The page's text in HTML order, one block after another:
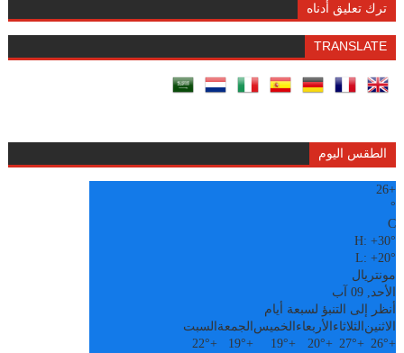
ترك تعليق أدناه
TRANSLATE
الطقس اليوم
+
26
°
C
H:+30°
L:+20°
مونتريال
الأحد, 09 آب
أنظر إلى التنبؤ لسبعة أيام
الاثنين الثلاثاء الأربعاء الخميس الجمعة السبت
+
26°
+
27°
+
20°
+
19°
+
19°
+
22°